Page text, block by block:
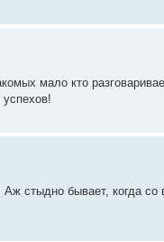
мало кто
стыдно бывает, когда